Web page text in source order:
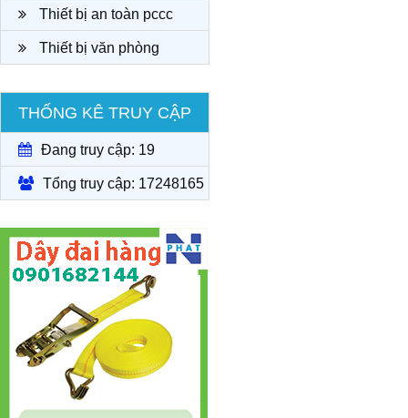
Thiết bị an toàn pccc
Thiết bị văn phòng
THỐNG KÊ TRUY CẬP
Đang truy cập: 19
Tổng truy cập: 17248165